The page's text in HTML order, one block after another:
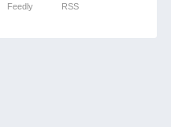
Feedly RSS